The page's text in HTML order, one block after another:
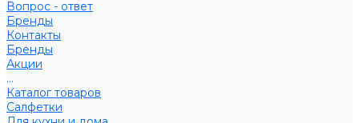
Вопрос - ответ
Бренды
Контакты
Бренды
Акции
...
Каталог товаров
Салфетки